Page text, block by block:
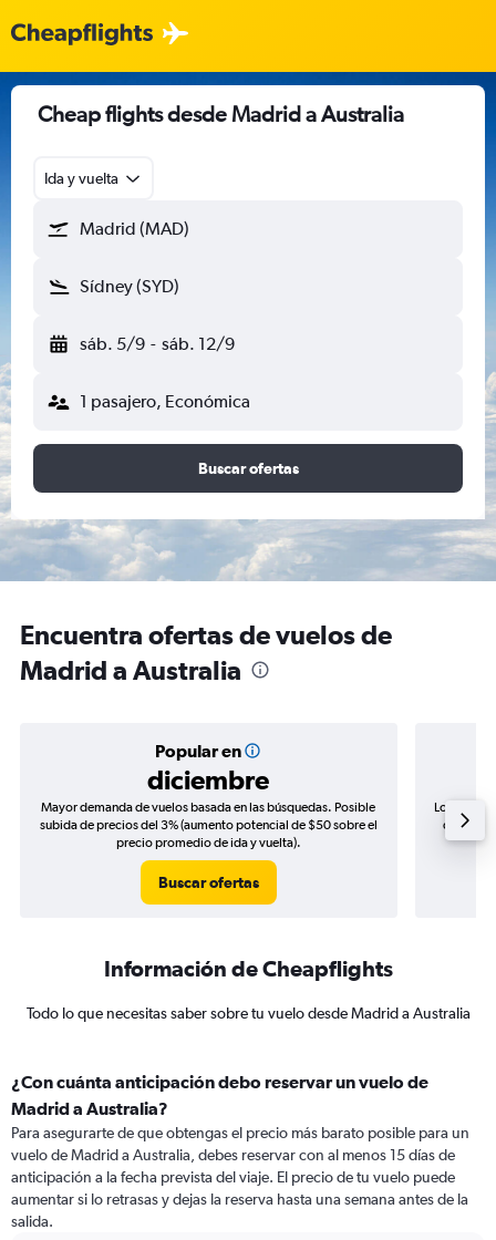
Cheap flights desde Madrid a Australia
Ida y vuelta
Madrid (MAD)
Sídney (SYD)
sáb. 5/9 - sáb. 12/9
1 pasajero, Económica
Buscar ofertas
Encuentra ofertas de vuelos de
Madrid a Australia
Popular en
diciembre
Mayor demanda de vuelos basada en las búsquedas. Posible
subida de precios del 3% (aumento potencial de $50 sobre el
precio promedio de ida y vuelta).
Buscar ofertas
Los
de
Información de Cheapflights
Todo lo que necesitas saber sobre tu vuelo desde Madrid a Australia
¿Con cuánta anticipación debo reservar un vuelo de
Madrid a Australia?
Para asegurarte de que obtengas el precio más barato posible para un
vuelo de Madrid a Australia, debes reservar con al menos 15 días de
anticipación a la fecha prevista del viaje. El precio de tu vuelo puede
aumentar si lo retrasas y dejas la reserva hasta una semana antes de la
salida.